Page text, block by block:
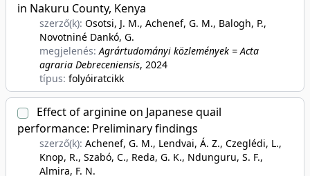
in Nakuru County, Kenya
szerző(k): Osotsi, J. M., Achenef, G. M., Balogh, P.,
Novotniné Dankó, G.
megjelenés:Agrártudományi közlemények = Acta
agraria Debreceniensis, 2024
típus: folyóiratcikk
Effect of arginine on Japanese quail
performance: Preliminary findings
szerző(k): Achenef, G. M., Lendvai, Á. Z., Czeglédi, L.,
Knop, R., Szabó, C., Reda, G. K., Ndunguru, S. F.,
Almira, F. N.